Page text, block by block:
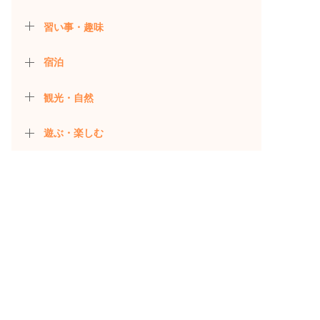
習い事・趣味
宿泊
観光・自然
遊ぶ・楽しむ